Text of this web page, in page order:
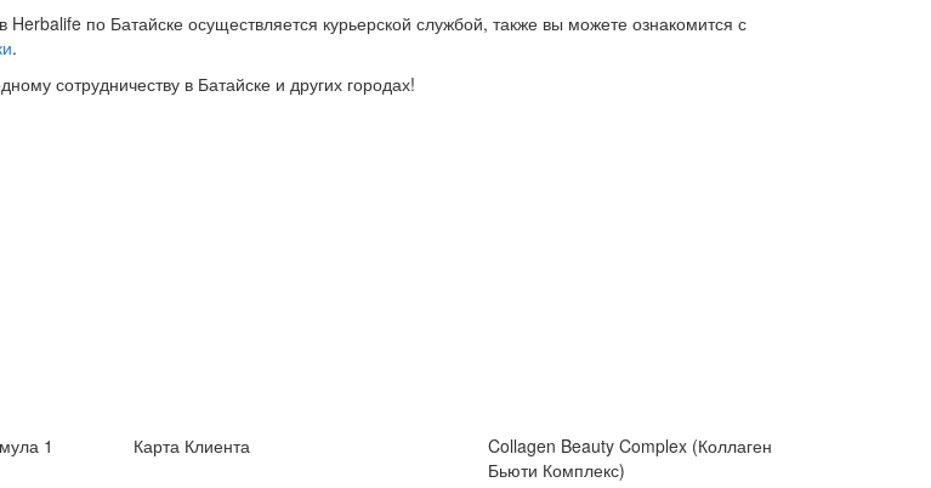
Herbalife по Батайске осуществляется курьерской службой, также вы можете ознакомится с
.
сотрудничеству в Батайске и других городах!
1 Карта Клиента
Collagen Beauty Complex (Коллаген
Бьюти Комплекс)